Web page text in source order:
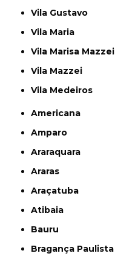
Vila Gustavo
Vila Maria
Vila Marisa Mazzei
Vila Mazzei
Vila Medeiros
Americana
Amparo
Araraquara
Araras
Araçatuba
Atibaia
Bauru
Bragança Paulista